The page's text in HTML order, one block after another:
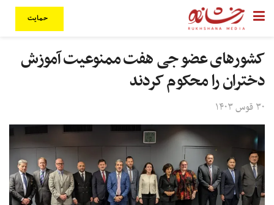
حمایت
کشورهای عضو جی هفت ممنوعیت آموزش
دختران را محکوم کردند
۳۰ قوس ۱۴۰۳